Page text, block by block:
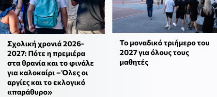
Σχολική χρονιά 2026-
2027: Πότε η πρεμιέρα
στα θρανία και το φινάλε
για καλοκαίρι – Όλες οι
αργίες και το εκλογικό
«παράθυρο»
Το μοναδικό τριήμερο του
2027 για όλους τους
μαθητές